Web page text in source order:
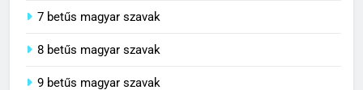
7 betűs magyar szavak
8 betűs magyar szavak
9 betűs magyar szavak